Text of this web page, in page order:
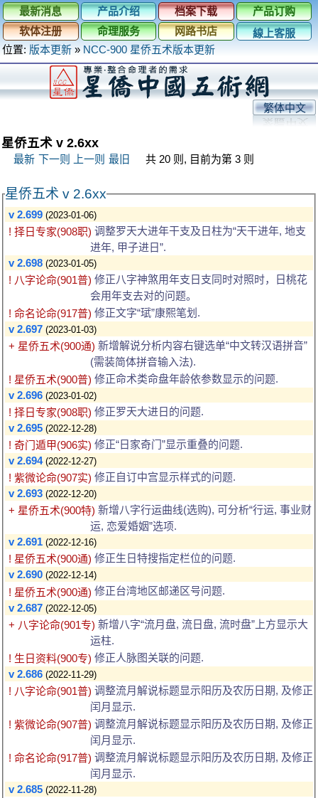
最新消息 产品介绍 档案下载
产品订购
软体注册
命理服务 网路书店
線上客服
位置: 版本更新 » NCC-900 星侨五术版本更新
繁体中文
星侨五术 v 2.6xx
最新 下一则 上一则 最旧 共 20 则, 目前为第 3 则
星侨五术 v 2.6xx
v 2.699 (2023-01-06)
! 择日专家(908职) 调整罗天大进年干支及日柱为“天干进年, 地支
进年, 甲子进日”.
v 2.698 (2023-01-05)
! 八字论命(901普) 修正八字神煞用年支日支同时对照时，日桃花
会用年支去对的问题。
! 命名论命(917普) 修正文字“珷”康熙笔划.
v 2.697 (2023-01-03)
+ 星侨五术(900通) 新增解说分析内容右键选单“中文转汉语拼音”
(需装简体拼音输入法).
! 星侨五术(900普) 修正命术类命盘年龄依参数显示的问题.
v 2.696 (2023-01-02)
! 择日专家(908职) 修正罗天大进日的问题.
v 2.695 (2022-12-28)
! 奇门遁甲(906实) 修正“日家奇门”显示重叠的问题.
v 2.694 (2022-12-27)
! 紫微论命(907实) 修正自订中宫显示样式的问题.
v 2.693 (2022-12-20)
+ 星侨五术(900特) 新增八字行运曲线(选购), 可分析“行运, 事业财
运, 恋爱婚姻”选项.
v 2.691 (2022-12-16)
! 星侨五术(900通) 修正生日特搜指定栏位的问题.
v 2.690 (2022-12-14)
! 星侨五术(900通) 修正台湾地区邮递区号问题.
v 2.687 (2022-12-05)
+ 八字论命(901专) 新增八字“流月盘, 流日盘, 流时盘”上方显示大
运柱.
! 生日资料(900专) 修正人脉图关联的问题.
v 2.686 (2022-11-29)
! 八字论命(901普) 调整流月解说标题显示阳历及农历日期, 及修正
闰月显示.
! 紫微论命(907普) 调整流月解说标题显示阳历及农历日期, 及修正
闰月显示.
! 命名论命(917普) 调整流月解说标题显示阳历及农历日期, 及修正
闰月显示.
v 2.685 (2022-11-28)